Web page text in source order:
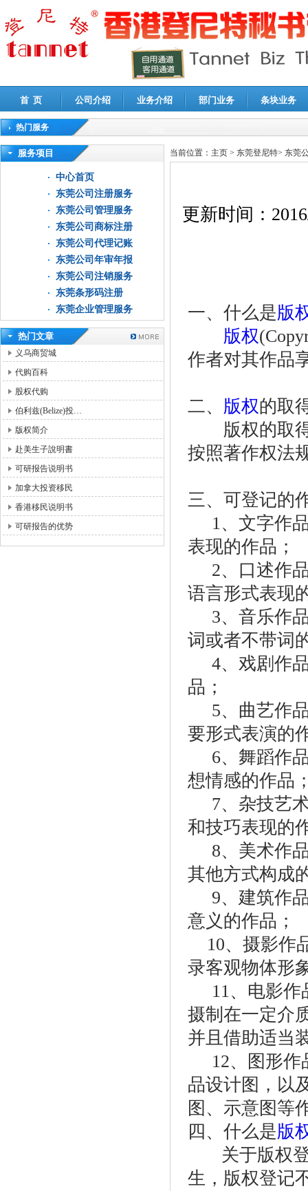
首 页 公司介绍 业务介绍 部门业务 条块业务
热门服务
高新技术企业认定审计|企业所得税汇算清缴申报鉴证
服务项目
中心首页
东莞公司注册服务
东莞公司管理服务
东莞公司商标注册
东莞公司代理记账
东莞公司年审年报
东莞公司注销服务
东莞条形码注册
东莞企业管理服务
热门文章
义乌商贸城
代购百科
股权代购
伯利兹(Belize)投…
版权简介
赴美生子說明書
可研报告说明书
加拿大投资移民
香港移民说明书
可研报告的优势
当前位置： 主页 > 东莞登尼特> 东莞
更新时间：
一、什么是版
版权
作者对其作品
二、 版权的取
版权的取得
按照著作权法
三、可登记的
1、文字作品
表现的作品；
2、口述作品
语言形式表现
3、音乐作品
词或者不带词
4、戏剧作品
品；
5、曲艺作品
要形式表演的
6、舞蹈作品
想情感的作品
7、杂技艺术
和技巧表现的
8、美术作品
其他方式构成
9、建筑作品
意义的作品；
10、摄影作
录客观物体形
11、电影作
摄制在一定介
并且借助适当
12、图形作
品设计图，以
图、示意图等
四、什么是版
关于版权登
生，版权登记